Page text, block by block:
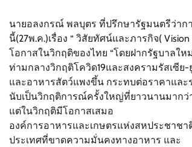
นายอลงกรณ์ พลบุตร ที่ปรึกษารัฐมนตรีว่าก
นี้(27พ.ค.)เรื่อง “ วิสัยทัศน์และภารกิจ(
โอกาสในวิกฤติของไทย “โดยฝากรัฐบาลใ
ท่ามกลางวิกฤติโควิด19และสงครามรัสเซีย
และอาหารสัตว์แพงขึ้น กระทบต่อราคาและ
นับเป็นวิกฤติการณ์ครั้งใหญ่ที่ยาวนานมากว่
แต่ในวิกฤติมีโอกาสเสมอ
องค์การอาหารและเกษตรแห่งสหประชาช
ประเทศที่ขาดความมั่นคงทางอาหาร และ